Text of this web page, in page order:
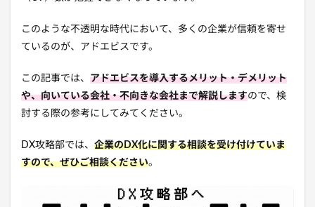
このような不透明な時代において、多くの企業が信頼を寄せ
ているのが、アドエビスです。
この記事では、 アドエビスを導入するメリット・デメリット
や、向いている会社・不向きな会社まで解説しますので、検
討する際の参考にしてみてください。
DX攻略部では、 企業のDX化に関する相談を受け付けていま
すので、ぜひご相談ください。